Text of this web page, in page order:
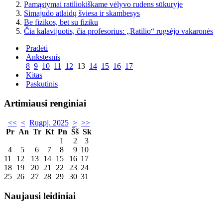
Pamąstymai ratiliokiškame vėlyvo rudens sūkuryje
Simajudo atlaidų šviesa ir skambesys
Be fizikos, bet su fiziku
Čia kalavijuotis, čia profesorius: „Ratilio“ rugsėjo vakaronės
Pradėti
Ankstesnis
8 9 10 11 12 13 14 15 16 17
Kitas
Paskutinis
Artimiausi renginiai
<< < Rugpj. 2025 > >>
Pr An Tr Kt Pn Šš Sk
1
2
3
4
5 6 7 8 9 10
11
12 13 14 15 16 17
18 19 20 21 22 23 24
25 26 27 28 29 30 31
Naujausi leidiniai